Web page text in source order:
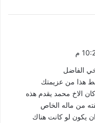
الفاضل
هذا من عزيمتك
الاخ محمد يقدم هذه
من ماله الخاص
يكون لو كانت هناك